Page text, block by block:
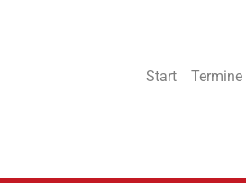
Start Termine